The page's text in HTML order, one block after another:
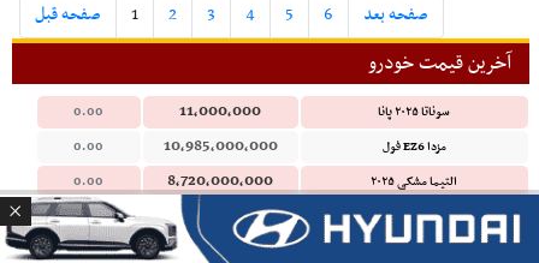
صفحه قبل 1 2 3 4 5 6 صفحه بعد
آخرین قیمت خودرو
سوناتا ۲۰۲۵ پانا 11,000,000
0.00
مزدا EZ6 فول
10,985,000,000
0.00
التیما مشکی ۲۰۲۵
8,720,000,000
0.00
قشقایی ۲۰۲۵
7,450,000,000
0.00
6,250,000,000
0.00